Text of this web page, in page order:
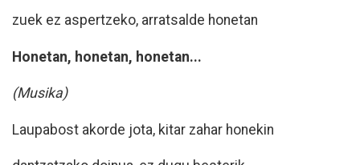
zuek ez aspertzeko, arratsalde honetan
Honetan, honetan, honetan...
(Musika)
Laupabost akorde jota, kitar zahar honekin